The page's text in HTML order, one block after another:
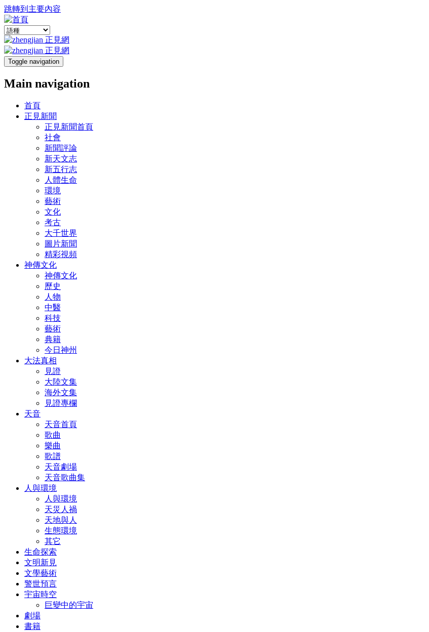
跳轉到主要內容
Toggle navigation
Main navigation
首頁
正見新聞
正見新聞首頁
社會
新聞評論
新天文志
新五行志
人體生命
環境
藝術
文化
考古
大千世界
圖片新聞
精彩視頻
神傳文化
神傳文化
歷史
人物
中醫
科技
藝術
典籍
今日神州
大法真相
見證
大陸文集
海外文集
見證專欄
天音
天音首頁
歌曲
樂曲
歌譜
天音劇場
天音歌曲集
人與環境
人與環境
天災人禍
天地與人
生態環境
其它
生命探索
文明新見
文學藝術
警世預言
宇宙時空
巨變中的宇宙
劇場
書籍